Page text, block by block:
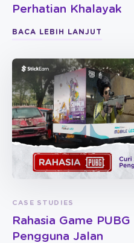
Perhatian Khalayak
BACA LEBIH LANJUT
CASE STUDIES
Rahasia Game
Pengguna Jalan